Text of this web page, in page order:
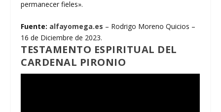
permanecer fieles».
Fuente: alfayomega.es – Rodrigo Moreno Quicios –
16 de Diciembre de 2023.
TESTAMENTO ESPIRITUAL DEL
CARDENAL PIRONIO